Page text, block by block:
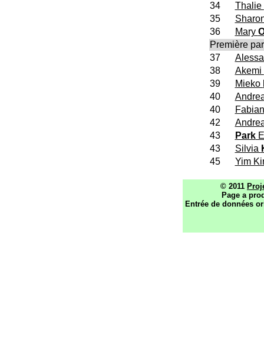
34
Thalie
35
36
Mary
Première
37
38
Akemi
39
Mieko
40
40
42
43
Park
43
Silvia
45
Yim
© 2011
Page a
Entrée de données